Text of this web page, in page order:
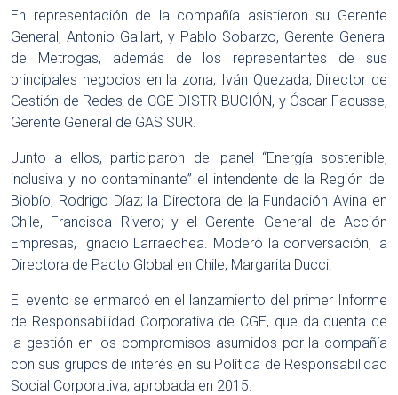
En representación de la compañía asistieron su Gerente
General, Antonio Gallart, y Pablo Sobarzo, Gerente General
de Metrogas, además de los representantes de sus
principales negocios en la zona, Iván Quezada, Director de
Gestión de Redes de CGE DISTRIBUCIÓN, y Óscar Facusse,
Gerente General de GAS SUR.
Junto a ellos, participaron del panel “Energía sostenible,
inclusiva y no contaminante” el intendente de la Región del
Biobío, Rodrigo Díaz; la Directora de la Fundación Avina en
Chile, Francisca Rivero; y el Gerente General de Acción
Empresas, Ignacio Larraechea. Moderó la conversación, la
Directora de Pacto Global en Chile, Margarita Ducci.
El evento se enmarcó en el lanzamiento del primer Informe
de Responsabilidad Corporativa de CGE, que da cuenta de
la gestión en los compromisos asumidos por la compañía
con sus grupos de interés en su Política de Responsabilidad
Social Corporativa, aprobada en 2015.